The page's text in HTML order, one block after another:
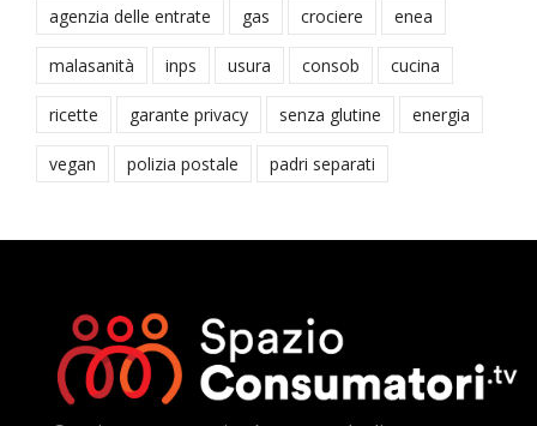
agenzia delle entrate gas crociere enea
malasanità inps usura consob cucina
ricette garante privacy senza glutine energia
vegan polizia postale padri separati